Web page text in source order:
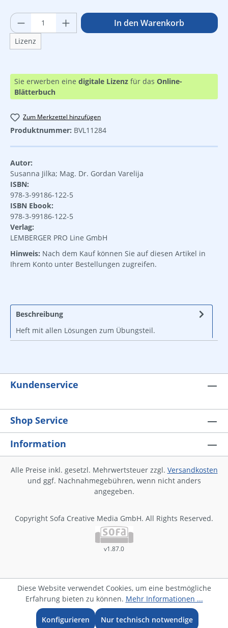
Produkt Anzahl: Gib den gewünschten
Lizenz
In den Warenkorb
Sie erwerben eine digitale Lizenz für das Online-
Blätterbuch
Zum Merkzettel hinzufügen
Produktnummer: BVL11284
Autor:
Susanna Jilka; Mag. Dr. Gordan Varelija
ISBN:
978-3-99186-122-5
ISBN Ebook:
978-3-99186-122-5
Verlag:
LEMBERGER PRO Line GmbH
Hinweis: Nach dem Kauf können Sie auf diesen Artikel in
Ihrem Konto unter Bestellungen zugreifen.
Beschreibung
Heft mit allen Lösungen zum Übungsteil.
Kundenservice
Shop Service
Information
Alle Preise inkl. gesetzl. Mehrwertsteuer zzgl. Versandkosten
und ggf. Nachnahmegebühren, wenn nicht anders
angegeben.
Copyright Sofa Creative Media GmbH. All Rights Reserved.
v1.87.0
Diese Website verwendet Cookies, um eine bestmögliche
Erfahrung bieten zu können. Mehr Informationen ...
Nur technisch notwendige
Konfigurieren